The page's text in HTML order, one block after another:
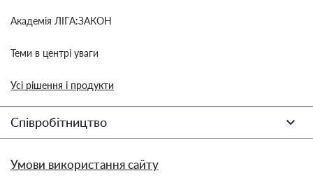
Академія ЛІГА:ЗАКОН
Теми в центрі уваги
Усі рішення і продукти
Співробітництво
Умови використання сайту